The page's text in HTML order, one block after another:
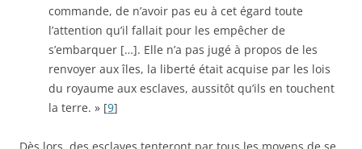
commande, de n’avoir pas eu à cet égard toute
l’attention qu’il fallait pour les empêcher de
s’embarquer […]. Elle n’a pas jugé à propos de les
renvoyer aux îles, la liberté était acquise par les lois
du royaume aux esclaves, aussitôt qu’ils en touchent
la terre. » [9]